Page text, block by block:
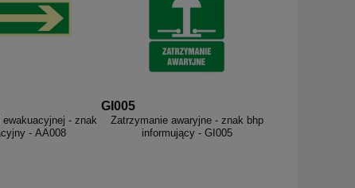
ewakuacyjnej - znak
- AA008
GI005
Zatrzymanie awaryjne - znak bhp
informujący - GI005